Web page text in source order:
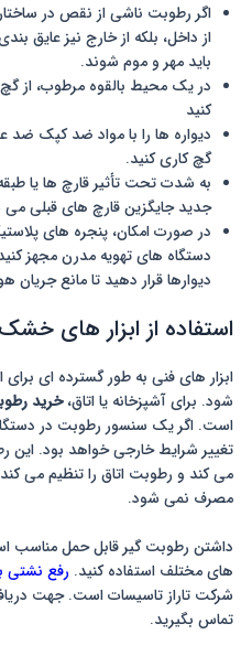
اگر رطوبت ناشی از نقص در ساختار
از داخل، بلکه از خارج نیز عایق
باید مهر و موم شوند.
در یک محیط بالقوه مرطوب، از گچ
کنید
دیواره ها را با مواد ضد کپک ضد
گچ کاری کنید.
به شدت تحت تأثیر قارچ ها یا
جدید جایگزین قارچ های قبلی
در صورت امکان، پنجره های
دستگاه های تهویه مدرن مجهز
دیوارها قرار دهید تا مانع
استفاده از ابزار های
ابزار های فنی به طور گسترده ای
شود. برای آشپزخانه یا اتاق،خرید
است. اگر یک سنسور رطوبت در دستگاه
تغییر شرایط خارجی خواهد بود. این
می کند و رطوبت اتاق را تنظیم می
مصرف نمی شود.
داشتن رطوبت گیر قابل حمل مناسب
های مختلف استفاده کنید. رفع نشتی
شرکت تاراز تاسیسات است. جهت
تماس بگیرید.